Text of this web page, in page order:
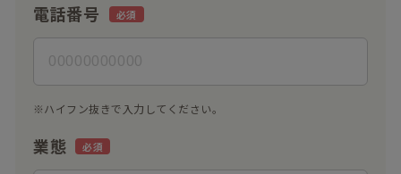
電話番号
※ハイフン抜きで入力してください。
業態